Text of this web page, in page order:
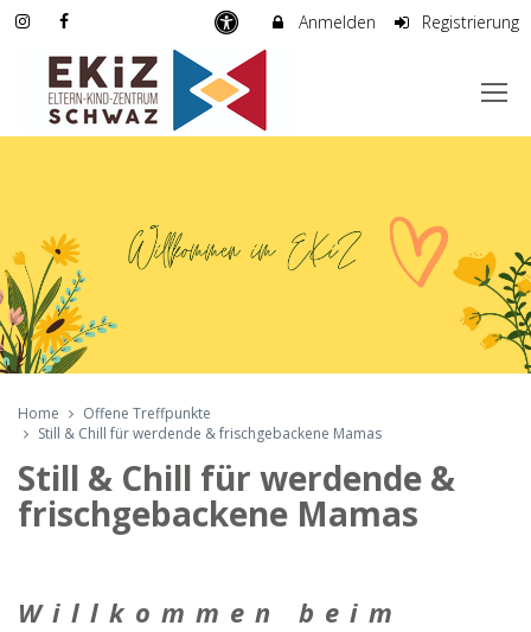
Anmelden Registrierung
Home
Offene Treffpunkte
Still & Chill für werdende & frischgebackene Mamas
Still & Chill für werdende &
frischgebackene Mamas
Willkommen beim